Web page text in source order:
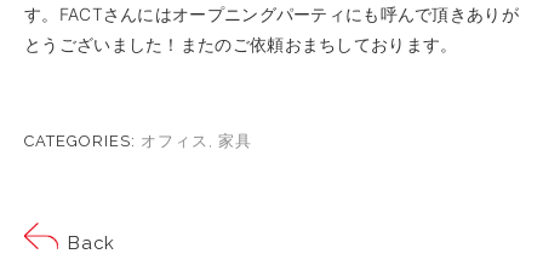
す。FACTさんにはオープニングパーティにも呼んで頂きありが
とうございました！またのご依頼おまちしております。
CATEGORIES: オフィス , 家具
Back